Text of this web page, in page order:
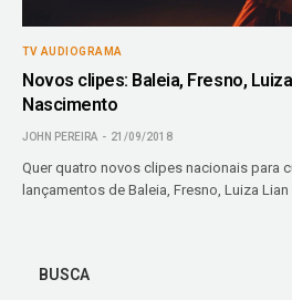
TV AUDIOGRAMA
Novos clipes: Baleia, Fresno,
Nascimento
JOHN PEREIRA 21/09/2018
Quer quatro novos clipes nacionais para
lançamentos de Baleia, Fresno, Luiza
BUSCA